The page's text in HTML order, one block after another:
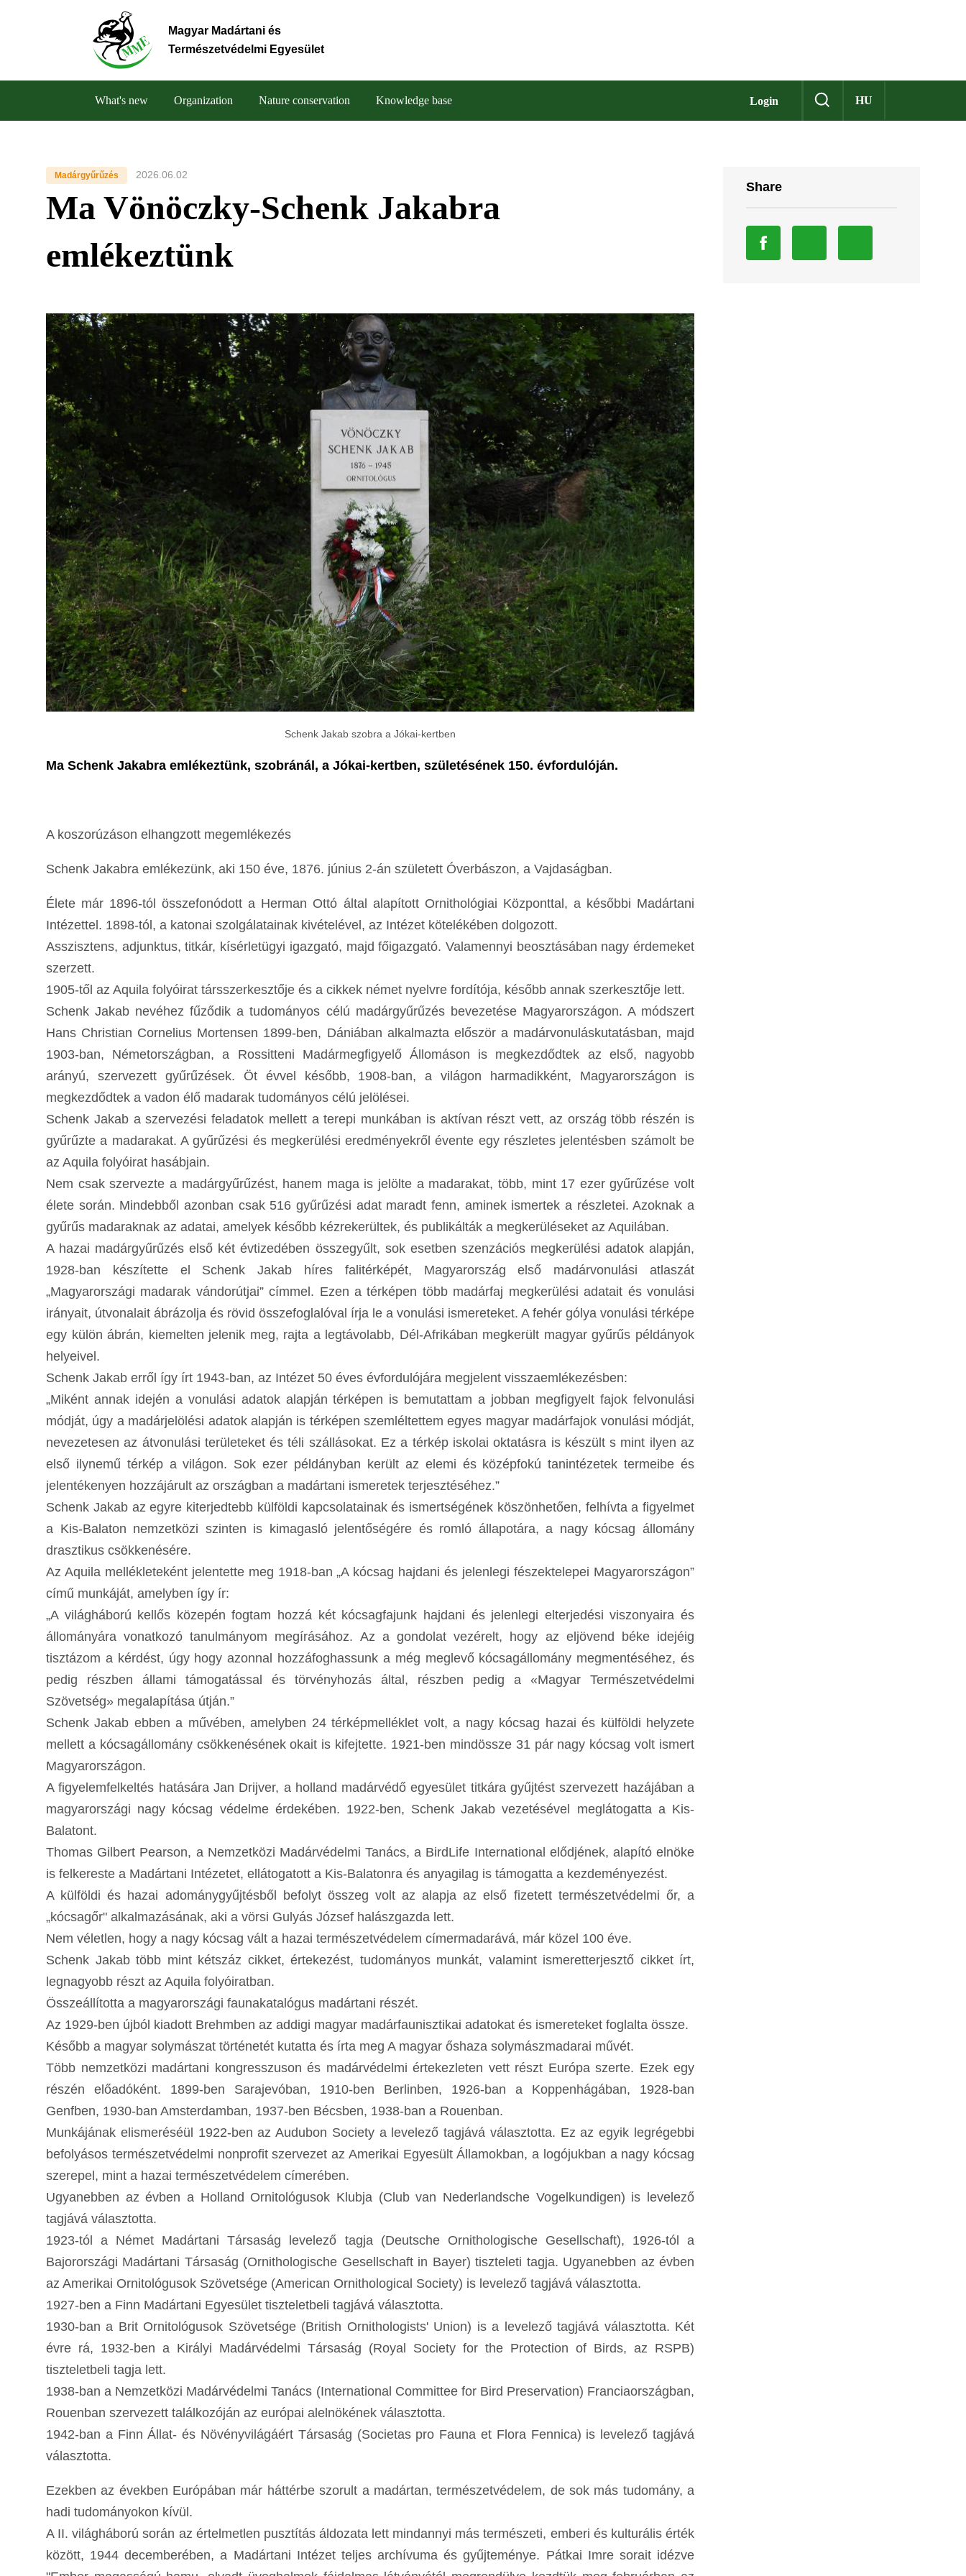
Magyar Madártani és
Természetvédelmi Egyesület
Login HU
navigation
What's new Organization Nature conservation Knowledge base
Madárgyűrűzés 2026.06.02
Ma Vönöczky-Schenk Jakabra
emlékeztünk
Schenk Jakab szobra a Jókai-kertben
Ma Schenk Jakabra emlékeztünk, szobránál, a Jókai-kertben, születésének 150. évfordulóján.
A koszorúzáson elhangzott megemlékezés
Schenk Jakabra emlékezünk, aki 150 éve, 1876. június 2-án született Óverbászon, a Vajdaságban.
Élete már 1896-tól összefonódott a Herman Ottó által alapított Ornithológiai Központtal, a későbbi Madártani
Intézettel. 1898-tól, a katonai szolgálatainak kivételével, az Intézet kötelékében dolgozott.
Asszisztens, adjunktus, titkár, kísérletügyi igazgató, majd főigazgató. Valamennyi beosztásában nagy érdemeket
szerzett.
1905-től az Aquila folyóirat társszerkesztője és a cikkek német nyelvre fordítója, később annak szerkesztője lett.
Schenk Jakab nevéhez fűződik a tudományos célú madárgyűrűzés bevezetése Magyarországon. A módszert
Hans Christian Cornelius Mortensen 1899-ben, Dániában alkalmazta először a madárvonuláskutatásban, majd
1903-ban, Németországban, a Rossitteni Madármegfigyelő Állomáson is megkezdődtek az első, nagyobb
arányú, szervezett gyűrűzések. Öt évvel később, 1908-ban, a világon harmadikként, Magyarországon is
megkezdődtek a vadon élő madarak tudományos célú jelölései.
Schenk Jakab a szervezési feladatok mellett a terepi munkában is aktívan részt vett, az ország több részén is
gyűrűzte a madarakat. A gyűrűzési és megkerülési eredményekről évente egy részletes jelentésben számolt be
az Aquila folyóirat hasábjain.
Nem csak szervezte a madárgyűrűzést, hanem maga is jelölte a madarakat, több, mint 17 ezer gyűrűzése volt
élete során. Mindebből azonban csak 516 gyűrűzési adat maradt fenn, aminek ismertek a részletei. Azoknak a
gyűrűs madaraknak az adatai, amelyek később kézrekerültek, és publikálták a megkerüléseket az Aquilában.
A hazai madárgyűrűzés első két évtizedében összegyűlt, sok esetben szenzációs megkerülési adatok alapján,
1928-ban készítette el Schenk Jakab híres falitérképét, Magyarország első madárvonulási atlaszát
„Magyarországi madarak vándorútjai” címmel. Ezen a térképen több madárfaj megkerülési adatait és vonulási
irányait, útvonalait ábrázolja és rövid összefoglalóval írja le a vonulási ismereteket. A fehér gólya vonulási térképe
egy külön ábrán, kiemelten jelenik meg, rajta a legtávolabb, Dél-Afrikában megkerült magyar gyűrűs példányok
helyeivel.
Schenk Jakab erről így írt 1943-ban, az Intézet 50 éves évfordulójára megjelent visszaemlékezésben:
„Miként annak idején a vonulási adatok alapján térképen is bemutattam a jobban megfigyelt fajok felvonulási
módját, úgy a madárjelölési adatok alapján is térképen szemléltettem egyes magyar madárfajok vonulási módját,
nevezetesen az átvonulási területeket és téli szállásokat. Ez a térkép iskolai oktatásra is készült s mint ilyen az
első ilynemű térkép a világon. Sok ezer példányban került az elemi és középfokú tanintézetek termeibe és
jelentékenyen hozzájárult az országban a madártani ismeretek terjesztéséhez.”
Schenk Jakab az egyre kiterjedtebb külföldi kapcsolatainak és ismertségének köszönhetően, felhívta a figyelmet
a Kis-Balaton nemzetközi szinten is kimagasló jelentőségére és romló állapotára, a nagy kócsag állomány
drasztikus csökkenésére.
Az Aquila mellékleteként jelentette meg 1918-ban „A kócsag hajdani és jelenlegi fészektelepei Magyarországon”
című munkáját, amelyben így ír:
„A világháború kellős közepén fogtam hozzá két kócsagfajunk hajdani és jelenlegi elterjedési viszonyaira és
állományára vonatkozó tanulmányom megírásához. Az a gondolat vezérelt, hogy az eljövend béke idejéig
tisztázom a kérdést, úgy hogy azonnal hozzáfoghassunk a még meglevő kócsagállomány megmentéséhez, és
pedig részben állami támogatással és törvényhozás által, részben pedig a «Magyar Természetvédelmi
Szövetség» megalapítása útján.”
Schenk Jakab ebben a művében, amelyben 24 térképmelléklet volt, a nagy kócsag hazai és külföldi helyzete
mellett a kócsagállomány csökkenésének okait is kifejtette. 1921-ben mindössze 31 pár nagy kócsag volt ismert
Magyarországon.
A figyelemfelkeltés hatására Jan Drijver, a holland madárvédő egyesület titkára gyűjtést szervezett hazájában a
magyarországi nagy kócsag védelme érdekében. 1922-ben, Schenk Jakab vezetésével meglátogatta a Kis-
Balatont.
Thomas Gilbert Pearson, a Nemzetközi Madárvédelmi Tanács, a BirdLife International elődjének, alapító elnöke
is felkereste a Madártani Intézetet, ellátogatott a Kis-Balatonra és anyagilag is támogatta a kezdeményezést.
A külföldi és hazai adománygyűjtésből befolyt összeg volt az alapja az első fizetett természetvédelmi őr, a
„kócsagőr" alkalmazásának, aki a vörsi Gulyás József halászgazda lett.
Nem véletlen, hogy a nagy kócsag vált a hazai természetvédelem címermadarává, már közel 100 éve.
Schenk Jakab több mint kétszáz cikket, értekezést, tudományos munkát, valamint ismeretterjesztő cikket írt,
legnagyobb részt az Aquila folyóiratban.
Összeállította a magyarországi faunakatalógus madártani részét.
Az 1929-ben újból kiadott Brehmben az addigi magyar madárfaunisztikai adatokat és ismereteket foglalta össze.
Később a magyar solymászat történetét kutatta és írta meg A magyar őshaza solymászmadarai művét.
Több nemzetközi madártani kongresszuson és madárvédelmi értekezleten vett részt Európa szerte. Ezek egy
részén előadóként. 1899-ben Sarajevóban, 1910-ben Berlinben, 1926-ban a Koppenhágában, 1928-ban
Genfben, 1930-ban Amsterdamban, 1937-ben Bécsben, 1938-ban a Rouenban.
Munkájának elismeréséül 1922-ben az Audubon Society a levelező tagjává választotta. Ez az egyik legrégebbi
befolyásos természetvédelmi nonprofit szervezet az Amerikai Egyesült Államokban, a logójukban a nagy kócsag
szerepel, mint a hazai természetvédelem címerében.
Ugyanebben az évben a Holland Ornitológusok Klubja (Club van Nederlandsche Vogelkundigen) is levelező
tagjává választotta.
1923-tól a Német Madártani Társaság levelező tagja (Deutsche Ornithologische Gesellschaft), 1926-tól a
Bajorországi Madártani Társaság (Ornithologische Gesellschaft in Bayer) tiszteleti tagja. Ugyanebben az évben
az Amerikai Ornitológusok Szövetsége (American Ornithological Society) is levelező tagjává választotta.
1927-ben a Finn Madártani Egyesület tiszteletbeli tagjává választotta.
1930-ban a Brit Ornitológusok Szövetsége (British Ornithologists' Union) is a levelező tagjává választotta. Két
évre rá, 1932-ben a Királyi Madárvédelmi Társaság (Royal Society for the Protection of Birds, az RSPB)
tiszteletbeli tagja lett.
1938-ban a Nemzetközi Madárvédelmi Tanács (International Committee for Bird Preservation) Franciaországban,
Rouenban szervezett találkozóján az európai alelnökének választotta.
1942-ban a Finn Állat- és Növényvilágáért Társaság (Societas pro Fauna et Flora Fennica) is levelező tagjává
választotta.
Ezekben az években Európában már háttérbe szorult a madártan, természetvédelem, de sok más tudomány, a
hadi tudományokon kívül.
A II. világháború során az értelmetlen pusztítás áldozata lett mindannyi más természeti, emberi és kulturális érték
között, 1944 decemberében, a Madártani Intézet teljes archívuma és gyűjteménye. Pátkai Imre sorait idézve
Share